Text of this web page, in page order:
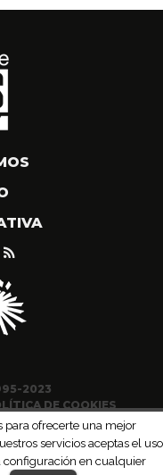
2023
DE COOKIES
para ofrecerte una mejor
servicios aceptas el uso
configuración en cualquier